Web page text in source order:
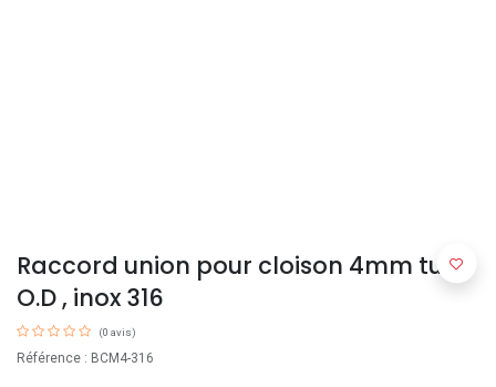
Raccord union pour cloison 4mm tube
O.D , inox 316
(0 avis)
Référence : BCM4-316